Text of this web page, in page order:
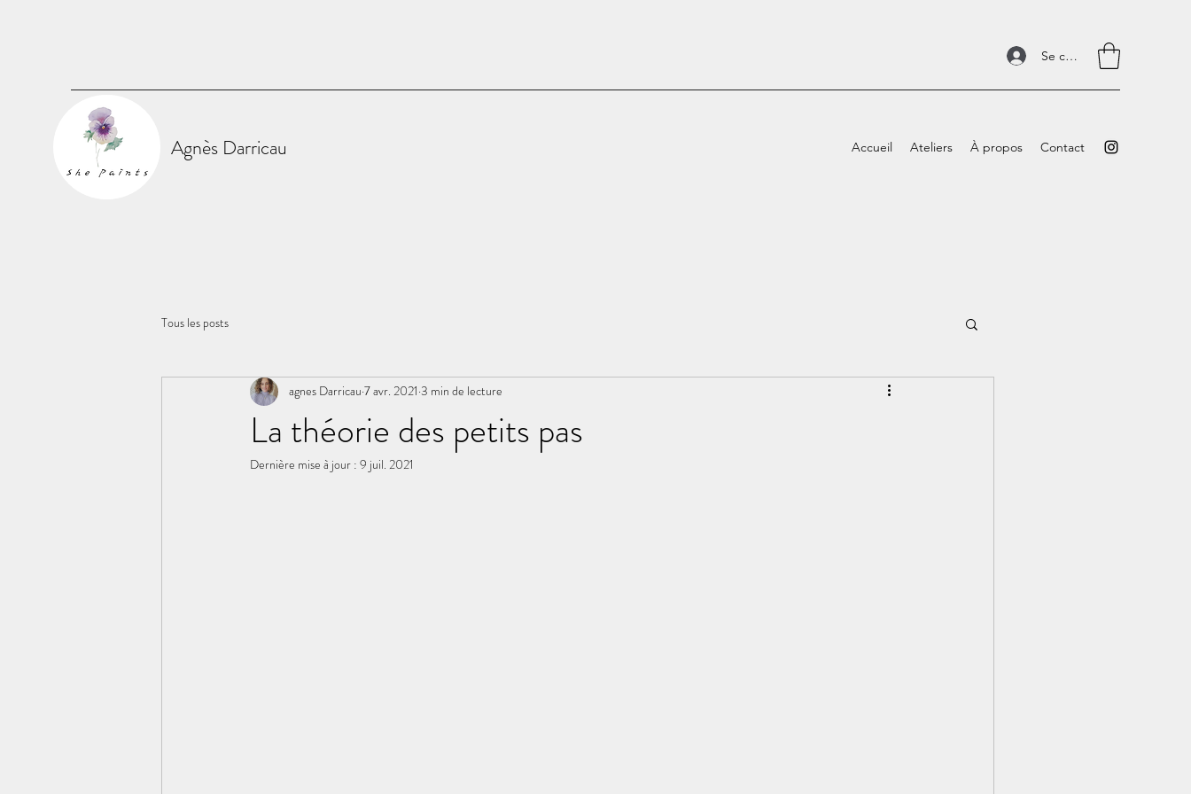
Se connecter
Agnès Darricau Accueil Ateliers À propos Contact
Tous les posts
La théorie des petits pas
agnes Darricau 7 avr. 2021 3 min de lecture
Dernière mise à jour : 9 juil. 2021